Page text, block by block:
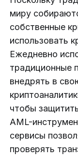
миру
собственные
использовать
Ежедневно
традиционные
внедрять в
чтобы
AML-
сервисы
проверять